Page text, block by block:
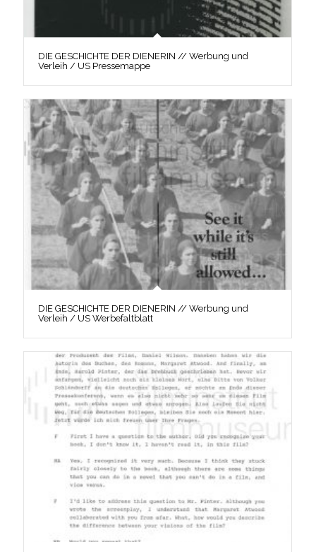
DIE GESCHICHTE DER DIENERIN // Werbung und
Verleih / US Pressemappe
DIE GESCHICHTE DER DIENERIN // Werbung und
Verleih / US Werbefaltblatt